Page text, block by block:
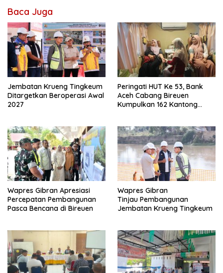
Baca Juga
Jembatan Krueng Tingkeum
Ditargetkan Beroperasi Awal
2027
Peringati HUT Ke 53, Bank
Aceh Cabang Bireuen
Kumpulkan 162 Kantong
Wapres Gibran Apresiasi
Percepatan Pembangunan
Pasca Bencana di Bireuen
Wapres Gibran
Tinjau Pembangunan
Jembatan Krueng Tingkeum